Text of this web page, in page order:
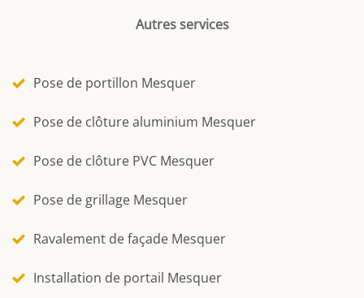
Autres services
Pose de portillon Mesquer
Pose de clôture aluminium Mesquer
Pose de clôture PVC Mesquer
Pose de grillage Mesquer
Ravalement de façade Mesquer
Installation de portail Mesquer